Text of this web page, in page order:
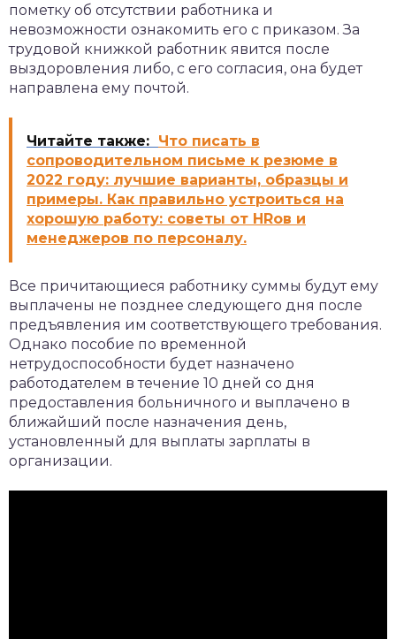
пометку об отсутствии работника и
невозможности ознакомить его с приказом. За
трудовой книжкой работник явится после
выздоровления либо, с его согласия, она будет
направлена ему почтой.
Читайте также: Что писать в
сопроводительном письме к резюме в
2022 году: лучшие варианты, образцы и
примеры. Как правильно устроиться на
хорошую работу: советы от HRов и
менеджеров по персоналу.
Все причитающиеся работнику суммы будут ему
выплачены не позднее следующего дня после
предъявления им соответствующего требования.
Однако пособие по временной
нетрудоспособности будет назначено
работодателем в течение 10 дней со дня
предоставления больничного и выплачено в
ближайший после назначения день,
установленный для выплаты зарплаты в
организации.